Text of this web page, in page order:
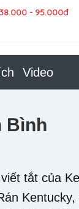
38.000 - 95.000đ
Video
Bình
tắt của